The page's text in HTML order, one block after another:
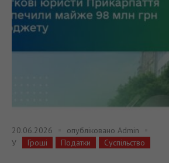
20.06.2026 опубліковано Admin
У
Гроші Податки Суспільство